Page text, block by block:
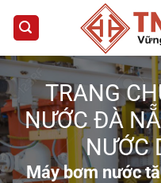
qua
dung
TRANG
NƯỚC ĐÀ
NƯỚC
Máy bơm nước